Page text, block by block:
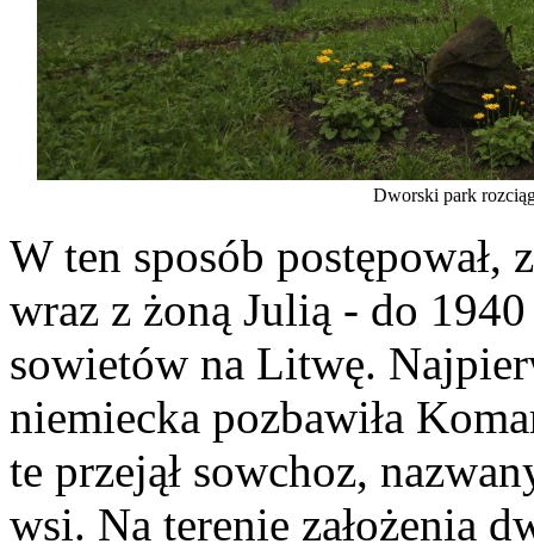
Dworski park
W ten sposób postępował,
wraz z żoną Julią - do
sowietów na Litwę.
niemiecka pozbawiła
te przejął sowchoz,
wsi. Na terenie założenia